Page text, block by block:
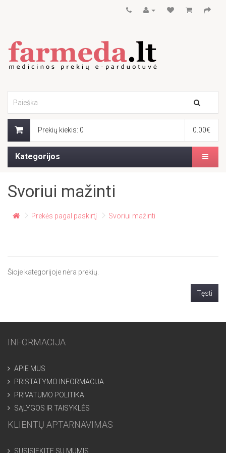
Prekių kiekis: 0 0.00€
Kategorijos
Svoriui mažinti
Prekės pagal paskirtį Svoriui mažinti
Šioje kategorijoje nėra prekių.
Tęsti
INFORMACIJA
APIE MUS
PRISTATYMO INFORMACIJA
PRIVATUMO POLITIKA
SĄLYGOS IR TAISYKLĖS
KLIENTŲ APTARNAVIMAS
SUSISIEKITE SU MUMIS